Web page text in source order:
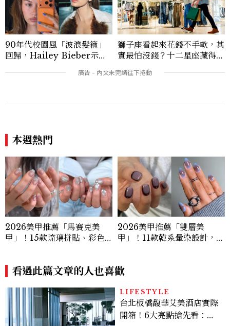
90年代校園風「波浪髮箍」
回歸，Hailey Bieber示範
u髮箍未開賣先爆紅！
獅子座看起來花錢不手軟，其
實最怕沒錢？十二星座藏得最
價半天，最後卻買最貴的
本週熱門
2026美甲推薦「馬賽克美
甲」！15款琉璃拼貼、彩色
2026美甲推薦「雙層美
甲」！11款韓系暈染設計，顯
看過此篇文章的人也喜歡
LIFESTYLE
台北板橋馥華艾美酒店實際
開箱！6大亮點搶先看：新